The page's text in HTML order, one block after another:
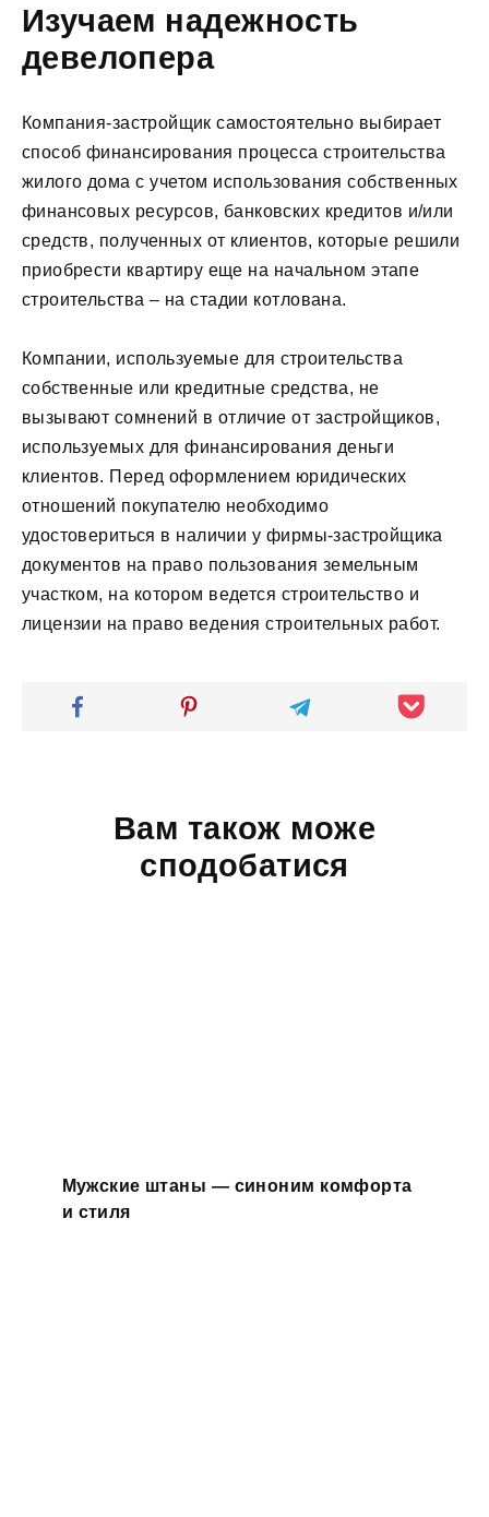
Изучаем надежность
девелопера
Компания-застройщик самостоятельно выбирает
способ финансирования процесса строительства
жилого дома с учетом использования собственных
финансовых ресурсов, банковских кредитов и/или
средств, полученных от клиентов, которые решили
приобрести квартиру еще на начальном этапе
строительства – на стадии котлована.
Компании, используемые для строительства
собственные или кредитные средства, не
вызывают сомнений в отличие от застройщиков,
используемых для финансирования деньги
клиентов. Перед оформлением юридических
отношений покупателю необходимо
удостовериться в наличии у фирмы-застройщика
документов на право пользования земельным
участком, на котором ведется строительство и
лицензии на право ведения строительных работ.
Вам також може
сподобатися
Мужские штаны — синоним комфорта
и стиля